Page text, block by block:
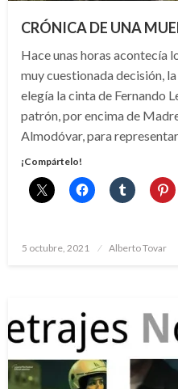
CRÓNICA DE UNA
Hace unas horas acontecía
muy cuestionada decisión,
elegía la cinta de Fernando
patrón, por encima de
Almodóvar, para
¡Compártelo!
Publicado
5 octubre, 2021 Alberto Tovar